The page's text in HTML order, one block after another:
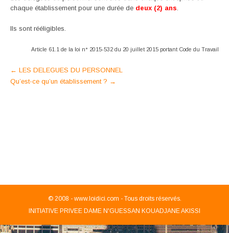
chaque établissement pour une durée de deux (2) ans
Ils sont rééligibles.
Article 61.1 de la loi n° 2015-532 du 20 juillet 2015 portant Code du Travail
Post
navigation
← LES DELEGUES DU PERSONNEL
Qu’est-ce qu’un établissement ? →
© 2008 - www.loidici.com - Tous droits réservés.
INITIATIVE PRIVEE DAME N'GUESSAN KOUADJANE AKISSI